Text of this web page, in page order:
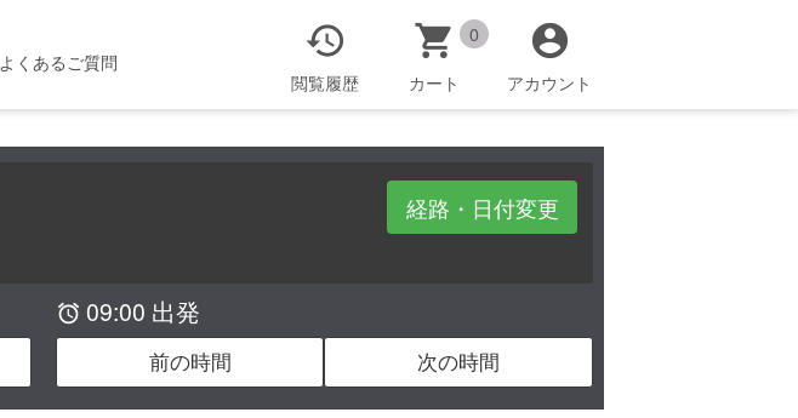
よくあるご質問 
閲覧履歴
0

カート

アカウント
経路・日付変更
 09:00 出発
前の時間 次の時間